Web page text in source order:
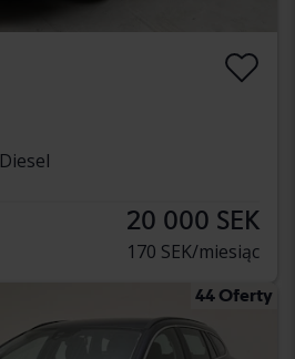
Diesel
20 000 SEK
170 SEK/miesiąc
44 Oferty